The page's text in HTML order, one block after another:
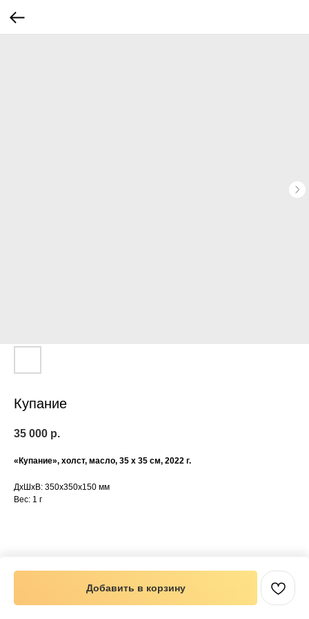
Купание
35 000 р.
Добавить в корзину
«Купание», холст, масло, 35 х 35 см, 2022 г.
ДxШxВ: 350x350x150 мм
Вес: 1 г